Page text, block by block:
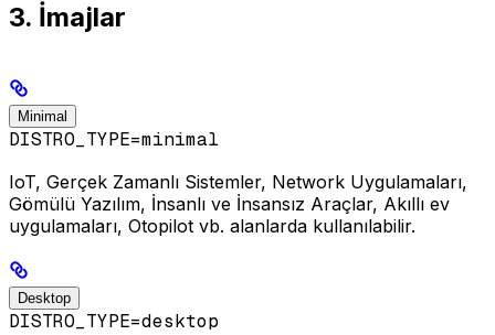
3. İmajlar
Minimal
DISTRO_TYPE=minimal
IoT, Gerçek Zamanlı Sistemler, Network Uygulamaları,
Gömülü Yazılım, İnsanlı ve İnsansız Araçlar, Akıllı ev
uygulamaları, Otopilot vb. alanlarda kullanılabilir.
Desktop
DISTRO_TYPE=desktop